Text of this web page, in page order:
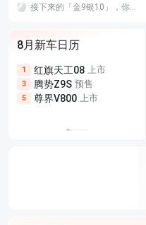
接下来的「金9银10」，你觉得车企应该把宣传重心放在耐久上还是创新上？
8月新车日历
1 红旗天工08 上市
3 腾势Z9S 预售
5 尊界V800 上市